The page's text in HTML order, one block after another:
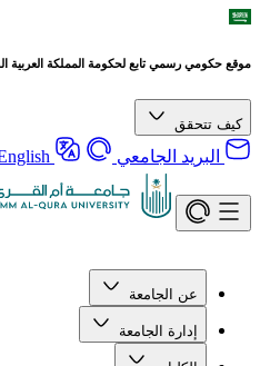
موقع حكومي رسمي تابع لحكومة المملكة العربية
كيف تتحقق
البريد الجامعي
عن الجامعة
إدارة الجامعة